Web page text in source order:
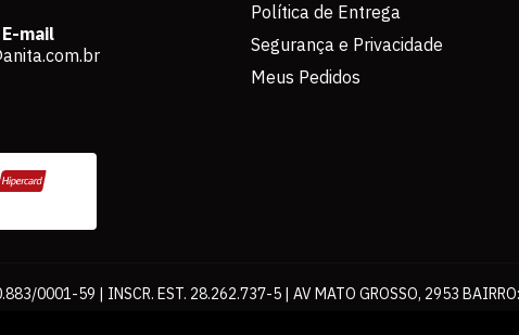
mail
Política de Entrega
Segurança e Privacidade
Meus Pedidos
0001-59 | INSCR. EST. 28.262.737-5 | AV MATO GROSSO, 2953